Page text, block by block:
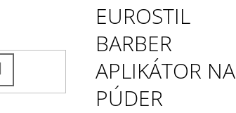
EUROSTIL
BARBER
APLIKÁTOR NA
PÚDER